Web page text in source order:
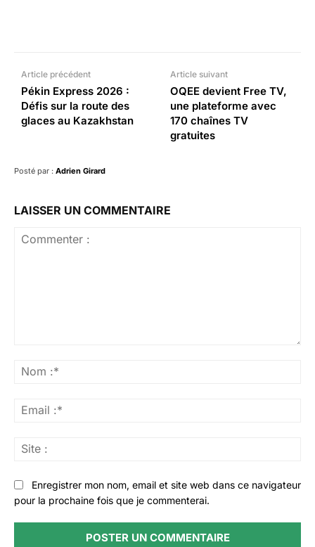
Article précédent
Pékin Express 2026 :
Défis sur la route des
glaces au Kazakhstan
Article suivant
OQEE devient Free TV,
une plateforme avec
170 chaînes TV
gratuites
Posté par : Adrien Girard
LAISSER UN COMMENTAIRE
Enregistrer mon nom, email et site web dans ce navigateur
pour la prochaine fois que je commenterai.